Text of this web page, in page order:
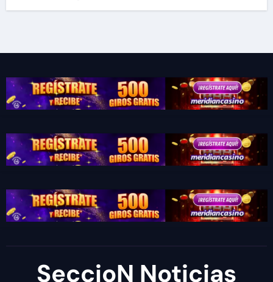
SeccioN Noticias